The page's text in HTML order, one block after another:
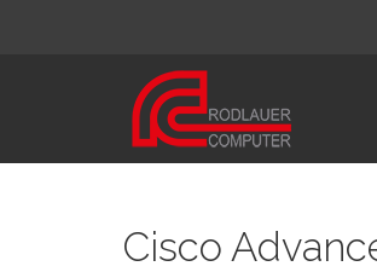
Cisco